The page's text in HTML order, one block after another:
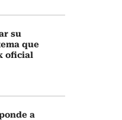
su
que
oficial
a